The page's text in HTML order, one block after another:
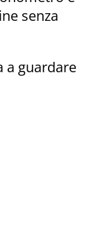
senza
a guardare